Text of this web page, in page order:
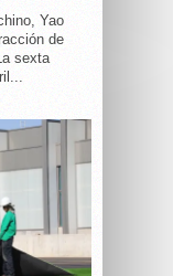
Yao
de
sexta